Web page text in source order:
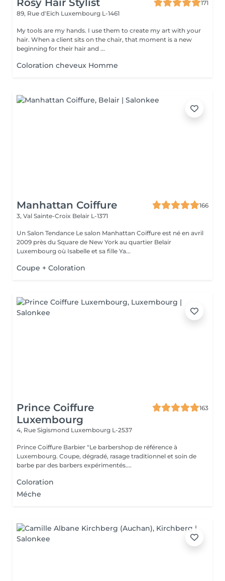
Rosy Hair Stylist
171
89, Rue d'Eich Luxembourg L-1461
My tools are my hands. I use them to create my art with your
hair. When a client sits on the chair, that moment is a new
beginning for their hair and ...
Coloration cheveux Homme
Manhattan Coiffure
166
3, Val Sainte-Croix Belair L-1371
Un Salon Tendance Le salon Manhattan Coiffure est né en avril
2009 près du Square de New York au quartier Belair
Luxembourg où Isabelle et sa fille Ya...
Coupe + Coloration
Prince Coiffure
Luxembourg
163
4, Rue Sigismond Luxembourg L-2537
Prince Coiffure Barbier "Le barbershop de référence à
Luxembourg. Coupe, dégradé, rasage traditionnel et soin de
barbe par des barbers expérimentés....
Coloration
Méche